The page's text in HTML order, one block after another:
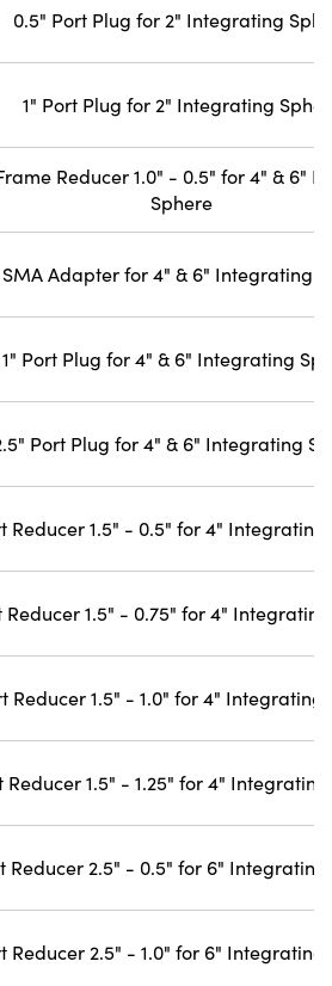
0.5" Port Plug for 2" Integrating
1" Port Plug for 2" Integrating
Reducer 1.0" - 0.5" for 4" & 6"
Sphere
SMA Adapter for 4" & 6" Integrating
1" Port Plug for 4" & 6" Integrating
Port Plug for 4" & 6" Integrating
Reducer 1.5" - 0.5" for 4" Integrating
Reducer 1.5" - 0.75" for 4"
Reducer 1.5" - 1.0" for 4" Integrating
Reducer 1.5" - 1.25" for 4"
Reducer 2.5" - 0.5" for 6" Integrating
Reducer 2.5" - 1.0" for 6" Integrating